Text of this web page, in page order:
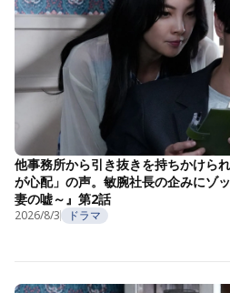
他事務所から引き抜きを持ちかけら
が心配」の声。敏腕社長の企みにゾ
妻の嘘～』第2話
2026/8/3 ドラマ